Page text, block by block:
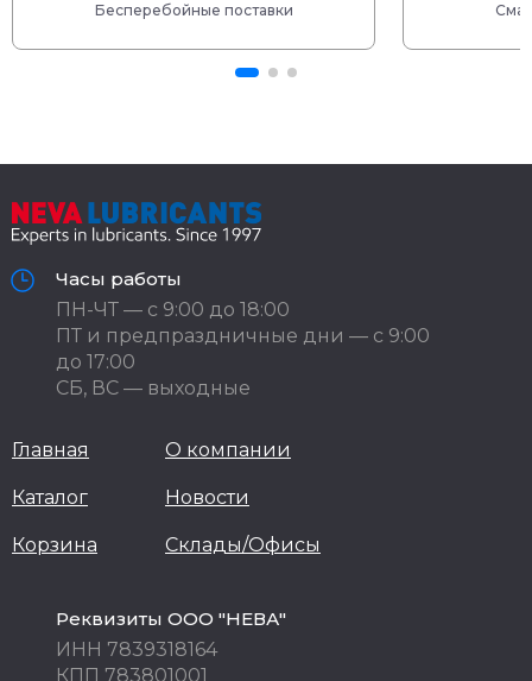
Бесперебойные поставки
Часы работы
ПН-ЧТ — с 9:00 до 18:00
ПТ и предпраздничные дни — с 9:00
до 17:00
СБ, ВС — выходные
Главная
Каталог
Корзина
О компании
Новости
Склады/Офисы
Реквизиты ООО "НЕВА"
ИНН 7839318164
КПП 783801001